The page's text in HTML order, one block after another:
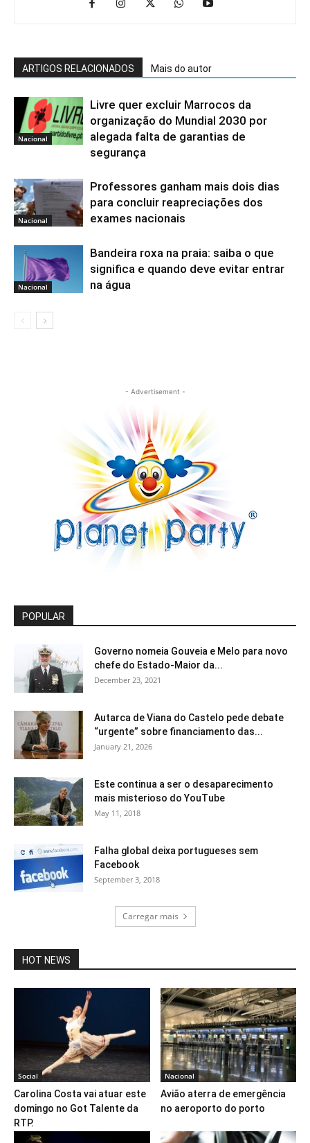
ARTIGOS RELACIONADOS Mais do autor
Nacional
Livre quer excluir Marrocos da
organização do Mundial 2030 por
alegada falta de garantias de
segurança
Nacional
Professores ganham mais dois dias
para concluir reapreciações dos
exames nacionais
Nacional
Bandeira roxa na praia: saiba o que
significa e quando deve evitar entrar
na água
- Advertisement -
POPULAR
Governo nomeia Gouveia e Melo para novo
chefe do Estado-Maior da...
December 23, 2021
Autarca de Viana do Castelo pede debate
“urgente” sobre financiamento das...
January 21, 2026
Este continua a ser o desaparecimento
mais misterioso do YouTube
May 11, 2018
Falha global deixa portugueses sem
Facebook
September 3, 2018
Carregar mais
HOT NEWS
Social
Carolina Costa vai atuar este
domingo no Got Talente da
RTP.
Nacional
Avião aterra de emergência
no aeroporto do porto